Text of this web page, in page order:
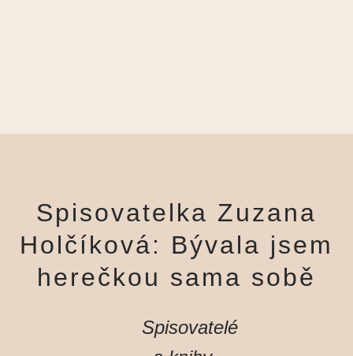
Spisovatelka Zuzana
Holčíková: Bývala jsem
herečkou sama sobě
Spisovatelé